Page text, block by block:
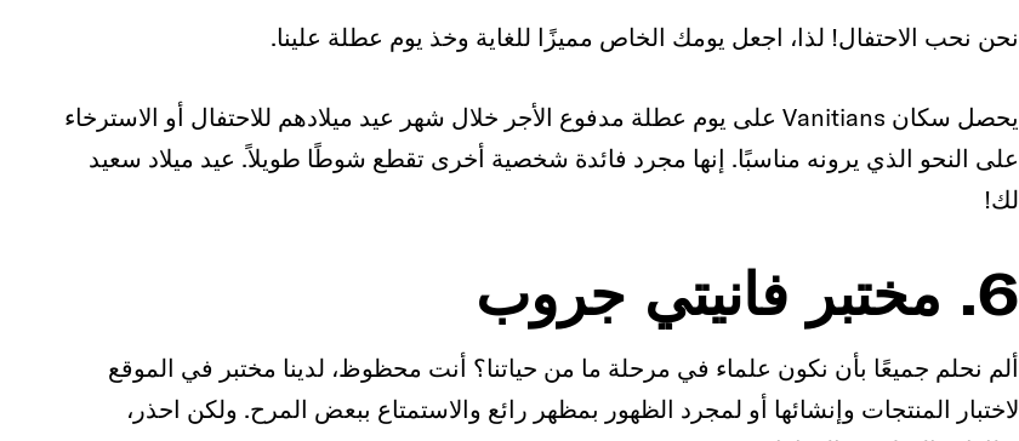
نحن نحب الاحتفال! لذا، اجعل يومك الخاص مميزًا للغاية وخذ يوم عطلة علينا.
يحصل سكان Vanitians على يوم عطلة مدفوع الأجر خلال شهر عيد ميلادهم للاحتفال أو الاسترخاء
على النحو الذي يرونه مناسبًا. إنها مجرد فائدة شخصية أخرى تقطع شوطًا طويلاً. عيد ميلاد سعيد
لك!
6. مختبر فانيتي جروب
ألم نحلم جميعًا بأن نكون علماء في مرحلة ما من حياتنا؟ أنت محظوظ، لدينا مختبر في الموقع
لاختبار المنتجات وإنشائها أو لمجرد الظهور بمظهر رائع والاستمتاع ببعض المرح. ولكن احذر،